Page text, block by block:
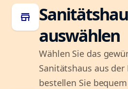
store
auswählen
Wählen Sie das
Sanitätshaus aus der
bestellen Sie